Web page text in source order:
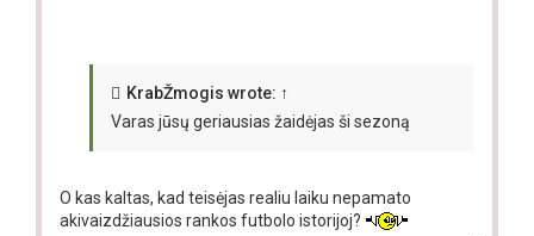
KrabŽmogis wrote: ↑
Varas jūsų geriausias žaidėjas ši sezoną
O kas kaltas, kad teisėjas realiu laiku nepamato
akivaizdžiausios rankos futbolo istorijoj?